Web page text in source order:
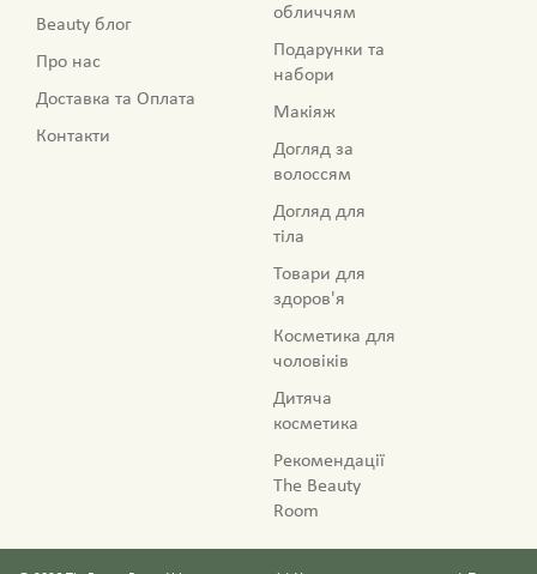
Beauty блог
Про нас
Доставка та Оплата
Контакти
обличчям
Подарунки та
набори
Макіяж
Догляд за
волоссям
Догляд для
тіла
Товари для
здоров'я
Косметика для
чоловіків
Дитяча
косметика
Рекомендації
The Beauty
Room